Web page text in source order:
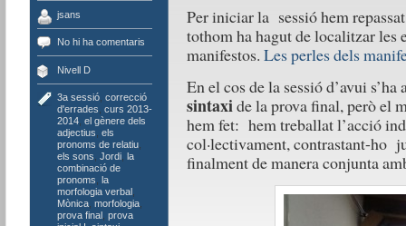
jsans
No hi ha comentaris
Nivell D
3a sessió, correcció
d'errades curs 2013-
2014, el gènere dels
adjectius els
pronoms de relatiu,
els sons Jordi, la
combinació de
pronoms la
morfologia verbal,
Mònica, morfologia,
prova final, prova
Per iniciar la sessió hem
tothom ha hagut de localitzar les
manifestos. Les perles dels
En el cos de la sessió d’avui
sintaxide la prova final, però el
hem fet: hem treballat l’acció
col·lectivament, contrastant-ho
finalment de manera conjunta